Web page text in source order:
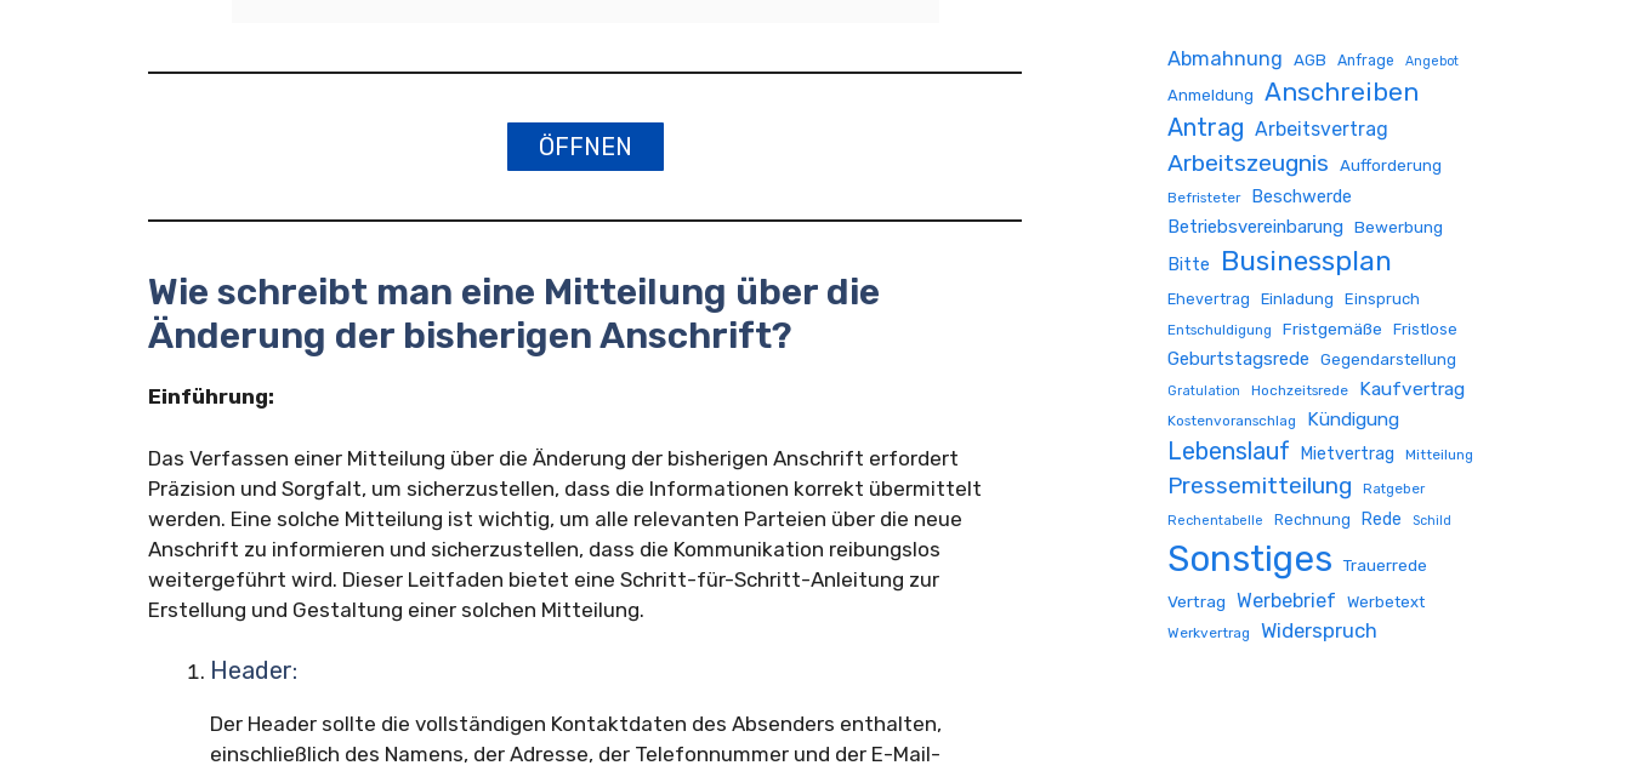
ÖFFNEN
Wie schreibt man eine Mitteilung über die
Änderung der bisherigen Anschrift?
Einführung:
Das Verfassen einer Mitteilung über die Änderung der bisherigen Anschrift erfordert
Präzision und Sorgfalt, um sicherzustellen, dass die Informationen korrekt übermittelt
werden. Eine solche Mitteilung ist wichtig, um alle relevanten Parteien über die neue
Anschrift zu informieren und sicherzustellen, dass die Kommunikation reibungslos
weitergeführt wird. Dieser Leitfaden bietet eine Schritt-für-Schritt-Anleitung zur
Erstellung und Gestaltung einer solchen Mitteilung.
Header:
Der Header sollte die vollständigen Kontaktdaten des Absenders enthalten,
einschließlich des Namens, der Adresse, der Telefonnummer und der E-Mail-
Abmahnung AGB Anfrage Angebot
Anmeldung Anschreiben
Antrag Arbeitsvertrag
Arbeitszeugnis Aufforderung
Befristeter
Beschwerde
Betriebsvereinbarung Bewerbung
Bitte Businessplan
Ehevertrag Einladung Einspruch
Entschuldigung Fristgemäße Fristlose
Geburtstagsrede Gegendarstellung
Gratulation Hochzeitsrede Kaufvertrag
Kostenvoranschlag Kündigung
Lebenslauf Mietvertrag Mitteilung
Pressemitteilung Ratgeber
Rechentabelle Rechnung Rede Schild
Sonstiges
Trauerrede
Vertrag
Werbebrief Werbetext
Werkvertrag Widerspruch